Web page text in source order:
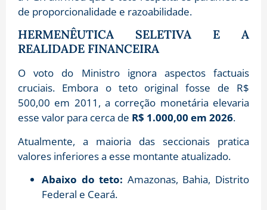
de proporcionalidade e razoabilidade.
HERMENÊUTICA SELETIVA E A
REALIDADE FINANCEIRA
O voto do Ministro ignora aspectos factuais
cruciais. Embora o teto original fosse de R$
500,00 em 2011, a correção monetária elevaria
esse valor para cerca de R$ 1.000,00 em 2026.
Atualmente, a maioria das seccionais pratica
valores inferiores a esse montante atualizado.
Abaixo do teto: Amazonas, Bahia, Distrito
Federal e Ceará.